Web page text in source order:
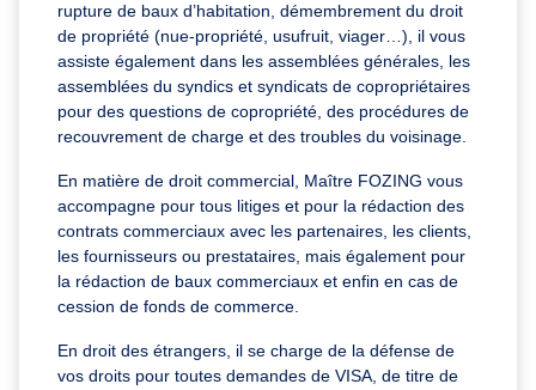
rupture de baux d’habitation, démembrement du droit
de propriété (nue-propriété, usufruit, viager…), il vous
assiste également dans les assemblées générales, les
assemblées du syndics et syndicats de copropriétaires
pour des questions de copropriété, des procédures de
recouvrement de charge et des troubles du voisinage.
En matière de droit commercial, Maître FOZING vous
accompagne pour tous litiges et pour la rédaction des
contrats commerciaux avec les partenaires, les clients,
les fournisseurs ou prestataires, mais également pour
la rédaction de baux commerciaux et enfin en cas de
cession de fonds de commerce.
En droit des étrangers, il se charge de la défense de
vos droits pour toutes demandes de VISA, de titre de